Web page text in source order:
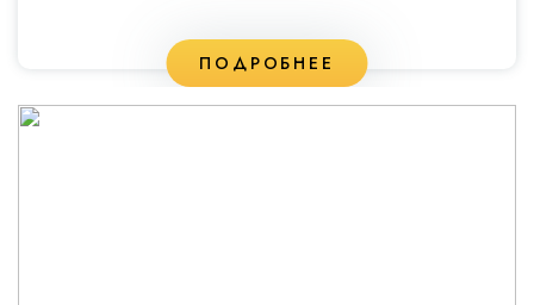
ПОДРОБНЕЕ